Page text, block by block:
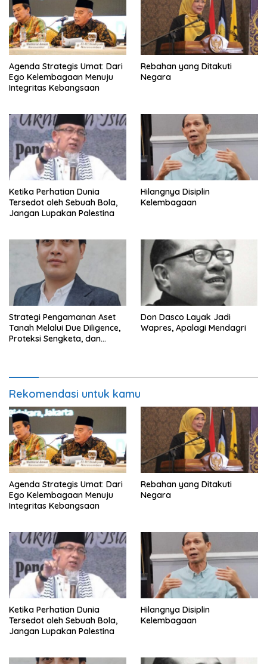
Agenda Strategis Umat: Dari
Ego Kelembagaan Menuju
Rebahan yang Ditakuti
Negara
Ketika Perhatian Dunia
Tersedot oleh Sebuah Bola,
Jangan Lupakan Palestina
Hilangnya Disiplin
Kelembagaan
Strategi Pengamanan Aset
Tanah Melalui Due Diligence,
Proteksi Sengketa, dan
Pertanahan Indonesia
Don Dasco Layak Jadi
Wapres, Apalagi Mendagri
Rekomendasi untuk kamu
Agenda Strategis Umat: Dari
Ego Kelembagaan Menuju
Rebahan yang Ditakuti
Negara
Ketika Perhatian Dunia
Tersedot oleh Sebuah Bola,
Jangan Lupakan Palestina
Hilangnya Disiplin
Kelembagaan